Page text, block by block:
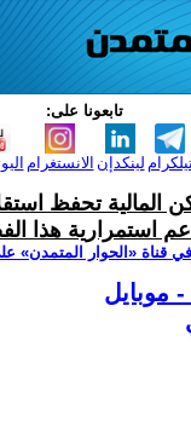
تابعونا على:
الانستغرام لينكدإن
المالية تحفظ
استمرارية هذا
قناة ‫«الحوار المتمدن»
- موبايل